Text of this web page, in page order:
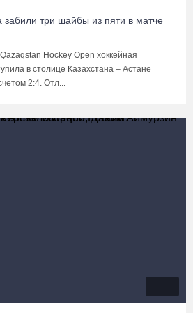
забили три шайбы из пяти в матче
Hockey Open хоккейная
в столице Казахстана – Астане
2:4. Отл...